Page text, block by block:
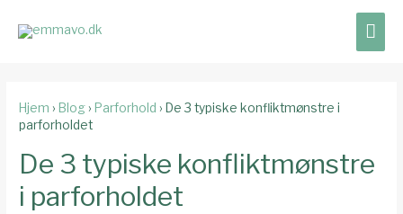
Hjem › Blog› Parforhold › De 3 typiske konfliktmønstre i
parforholdet
De 3 typiske konfliktmønstre
i parforholdet